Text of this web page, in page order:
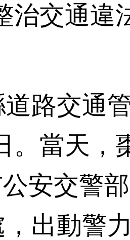
交通違
路交通
當天，
安交警
出動警